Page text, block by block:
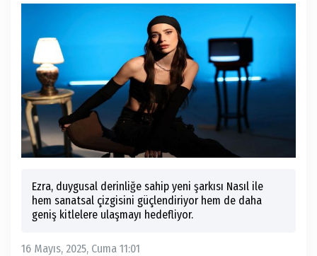
Ezra, duygusal derinliğe sahip yeni şarkısı Nasıl ile
hem sanatsal çizgisini güçlendiriyor hem de daha
geniş kitlelere ulaşmayı hedefliyor.
16 Mayıs, 2025, Cuma 11:01